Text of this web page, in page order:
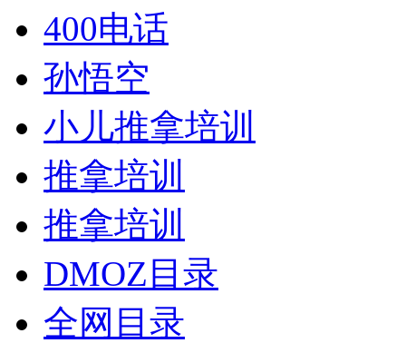
400电话
孙悟空
小儿推拿培训
推拿培训
推拿培训
DMOZ目录
全网目录